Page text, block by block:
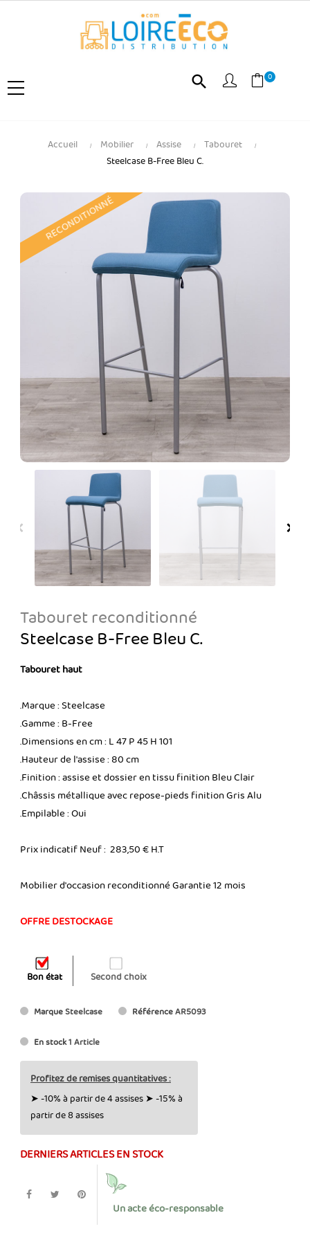
search 0
Accueil Mobilier Assise
Tabouret
Steelcase B-Free Bleu C.
RECONDITIONNÉ
Tabouret reconditionné
Steelcase B-Free Bleu C.
Tabouret haut
.Marque : Steelcase
.Gamme : B-Free
.Dimensions en cm : L 47 P 45 H 101
.Hauteur de l'assise : 80 cm
.Finition : assise et dossier en tissu finition Bleu Clair
.Châssis métallique avec repose-pieds finition Gris Alu
.Empilable : Oui
Prix indicatif Neuf : 283,50 € H.T
Mobilier d'occasion reconditionné Garantie 12 mois
OFFRE DESTOCKAGE
Bon état Second choix
MarqueSteelcase RéférenceAR5093
En stock1 Article
Profitez de remises quantitatives :
➤ -10% à partir de 4 assises ➤ -15% à
partir de 8 assises
DERNIERS ARTICLES EN STOCK
Un acte éco-responsable